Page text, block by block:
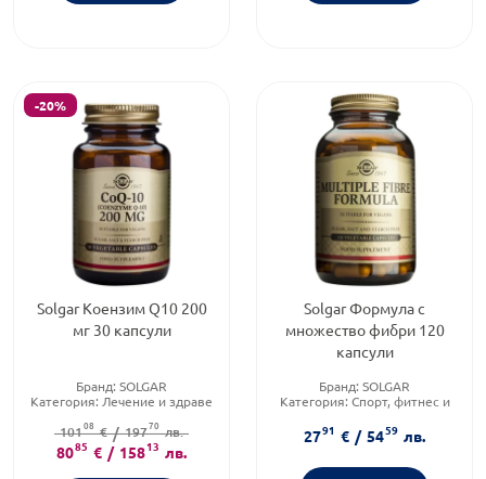
-20%
Solgar Коензим Q10 200
мг 30 капсули
Бранд: SOLGAR
Категория: Лечение и здраве
10108 € / 19770 лв.
8085 € / 15813 лв.
Solgar Формула с
множество фибри 120
капсули
Бранд: SOLGAR
Категория: Спорт, фитнес и
Предназначено за:възрастни
2791 € / 5459 лв.